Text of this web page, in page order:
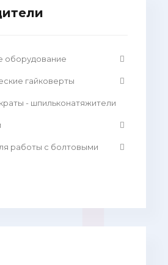
оборудование
гайковерты
- шпильконатяжители
работы с болтовыми